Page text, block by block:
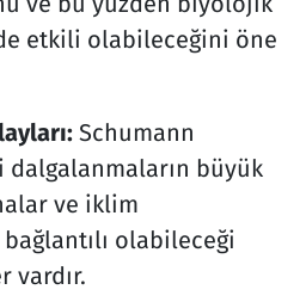
etkili olabileceğini öne
Schumann
dalgalanmaların büyük
ve iklim
olabileceği
vardır.